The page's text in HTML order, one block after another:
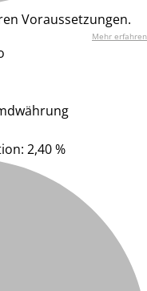
Voraussetzungen.
Mehr erfahren
2,40 %